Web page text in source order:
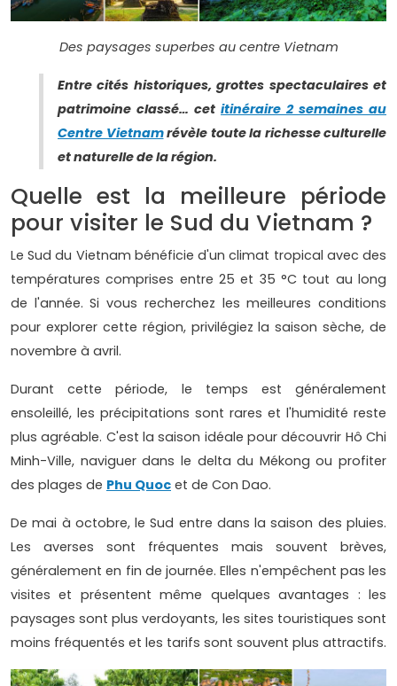
Des paysages superbes au centre Vietnam
Entre cités historiques, grottes spectaculaires et
patrimoine classé… cet itinéraire 2 semaines au
Centre Vietnamrévèle toute la richesse culturelle
et naturelle de la région.
Quelle est la meilleure période
pour visiter le Sud du Vietnam ?
Le Sud du Vietnam bénéficie d'un climat tropical avec des
températures comprises entre 25 et 35 °C tout au long
de l'année. Si vous recherchez les meilleures conditions
pour explorer cette région, privilégiez la saison sèche, de
novembre à avril.
Durant cette période, le temps est généralement
ensoleillé, les précipitations sont rares et l'humidité reste
plus agréable. C'est la saison idéale pour découvrir Hô Chi
Minh-Ville, naviguer dans le delta du Mékong ou profiter
des plages de Phu Quoc et de Con Dao.
De mai à octobre, le Sud entre dans la saison des pluies.
Les averses sont fréquentes mais souvent brèves,
généralement en fin de journée. Elles n'empêchent pas les
visites et présentent même quelques avantages : les
paysages sont plus verdoyants, les sites touristiques sont
moins fréquentés et les tarifs sont souvent plus attractifs.